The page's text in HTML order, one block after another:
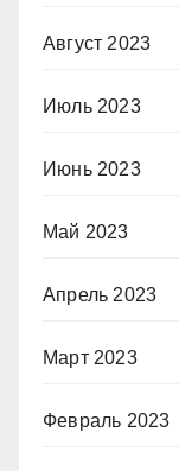
Август 2023
Июль 2023
Июнь 2023
Май 2023
Апрель 2023
Март 2023
Февраль 2023